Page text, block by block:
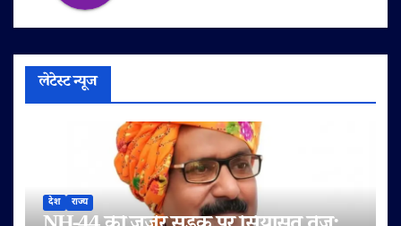
लेटेस्ट न्यूज
देश राज्य